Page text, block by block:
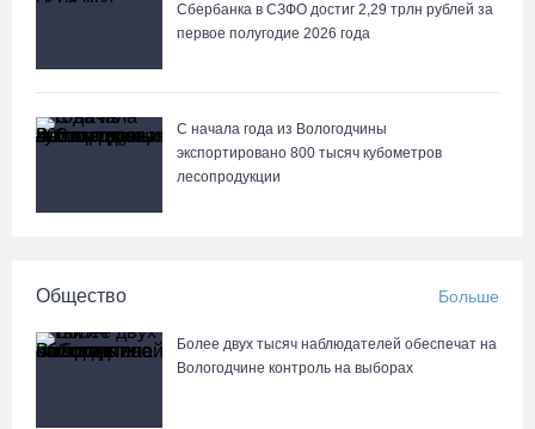
Сбербанка в СЗФО достиг 2,29 трлн рублей за
первое полугодие 2026 года
С начала года из Вологодчины
экспортировано 800 тысяч кубометров
лесопродукции
Общество Больше
Более двух тысяч наблюдателей обеспечат на
Вологодчине контроль на выборах